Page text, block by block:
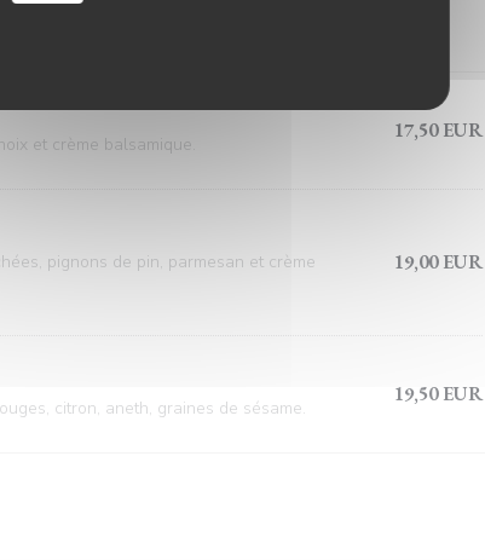
et crème balsamique.
17,50 EUR
pignons de pin, parmesan et crème
19,00 EUR
citron, aneth, graines de sésame.
19,50 EUR